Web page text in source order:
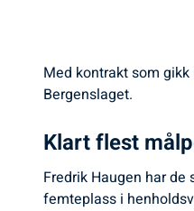
Med kontrakt som
Bergenslaget.
Klart flest
Fredrik Haugen har
femteplass i